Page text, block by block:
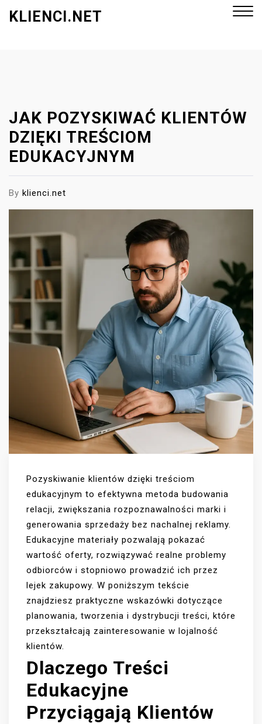
KLIENCI.NET
JAK POZYSKIWAĆ KLIENTÓW
DZIĘKI TREŚCIOM
EDUKACYJNYM
By klienci.net
Pozyskiwanie klientów dzięki treściom
edukacyjnym to efektywna metoda budowania
relacji, zwiększania rozpoznawalności marki i
generowania sprzedaży bez nachalnej reklamy.
Edukacyjne materiały pozwalają pokazać
wartość oferty, rozwiązywać realne problemy
odbiorców i stopniowo prowadzić ich przez
lejek zakupowy. W poniższym tekście
znajdziesz praktyczne wskazówki dotyczące
planowania, tworzenia i dystrybucji treści, które
przekształcają zainteresowanie w lojalność
klientów.
Dlaczego Treści
Edukacyjne
Przyciągają Klientów